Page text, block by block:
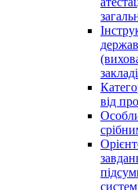
від